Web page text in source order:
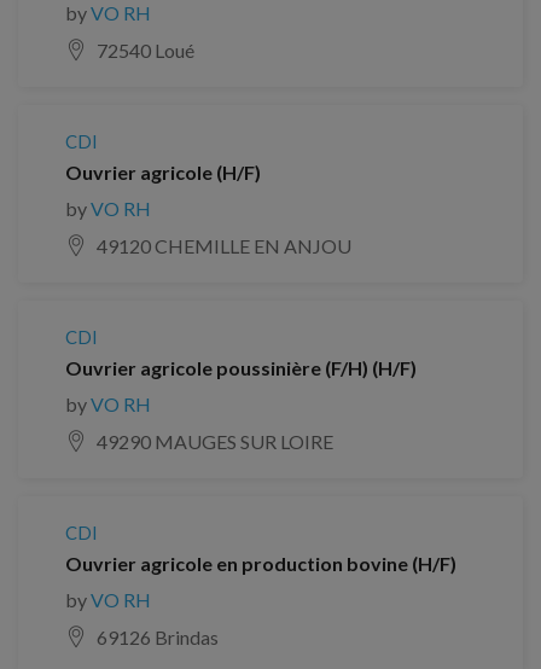
byVO RH
72540 Loué
CDI
Ouvrier agricole (H/F)
byVO RH
49120 CHEMILLE EN ANJOU
CDI
Ouvrier agricole poussinière (F/H) (H/F)
byVO RH
49290 MAUGES SUR LOIRE
CDI
Ouvrier agricole en production bovine (H/F)
byVO RH
69126 Brindas